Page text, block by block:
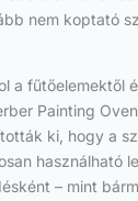
nem koptató
a fűtőelemektől
Painting
ki, hogy a
használható
– mint